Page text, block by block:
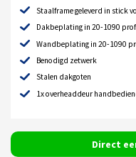
Staalframe geleverd in stick
Dakbeplating in 20-1090
Wandbeplating in 20-1090
Benodigd zetwerk
Stalen dakgoten
1x overheaddeur
Direct